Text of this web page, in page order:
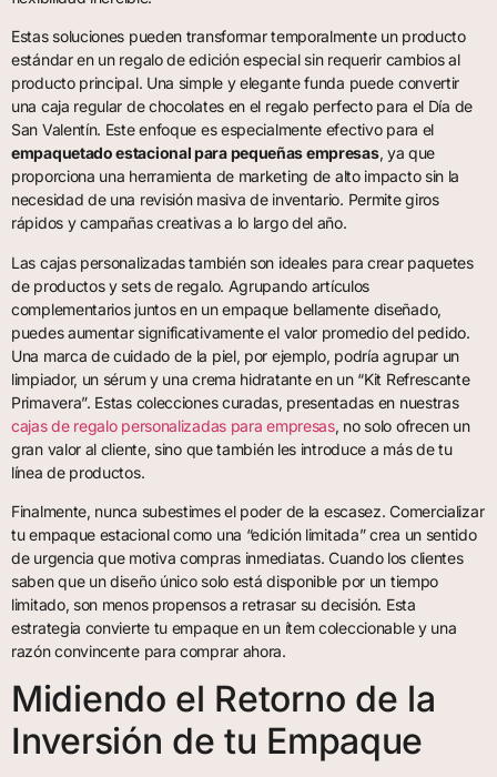
Estas soluciones pueden transformar temporalmente un producto
estándar en un regalo de edición especial sin requerir cambios al
producto principal. Una simple y elegante funda puede convertir
una caja regular de chocolates en el regalo perfecto para el Día de
San Valentín. Este enfoque es especialmente efectivo para el
empaquetado estacional para pequeñas empresas, ya que
proporciona una herramienta de marketing de alto impacto sin la
necesidad de una revisión masiva de inventario. Permite giros
rápidos y campañas creativas a lo largo del año.
Las cajas personalizadas también son ideales para crear paquetes
de productos y sets de regalo. Agrupando artículos
complementarios juntos en un empaque bellamente diseñado,
puedes aumentar significativamente el valor promedio del pedido.
Una marca de cuidado de la piel, por ejemplo, podría agrupar un
limpiador, un sérum y una crema hidratante en un “Kit Refrescante
Primavera”. Estas colecciones curadas, presentadas en nuestras
cajas de regalo personalizadas para empresas, no solo ofrecen un
gran valor al cliente, sino que también les introduce a más de tu
línea de productos.
Finalmente, nunca subestimes el poder de la escasez. Comercializar
tu empaque estacional como una “edición limitada” crea un sentido
de urgencia que motiva compras inmediatas. Cuando los clientes
saben que un diseño único solo está disponible por un tiempo
limitado, son menos propensos a retrasar su decisión. Esta
estrategia convierte tu empaque en un ítem coleccionable y una
razón convincente para comprar ahora.
Midiendo el Retorno de la
Inversión de tu Empaque